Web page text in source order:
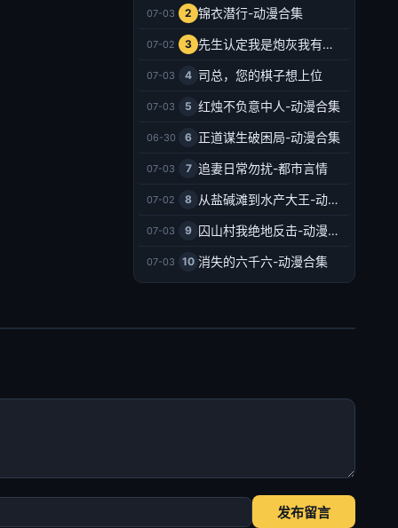
07-03 2 锦衣潜行-动漫合集
07-02 3 先生认定我是炮灰我有十八皇兄撑腰-动漫合集
07-03 4 司总，您的棋子想上位
07-03 5 红烛不负意中人-动漫合集
06-30 6 正道谋生破困局-动漫合集
07-03 7 追妻日常勿扰-都市言情
07-02 8 从盐碱滩到水产大王-动漫合集
07-03 9 囚山村我绝地反击-动漫合集
07-03 10 消失的六千六-动漫合集
发布留言